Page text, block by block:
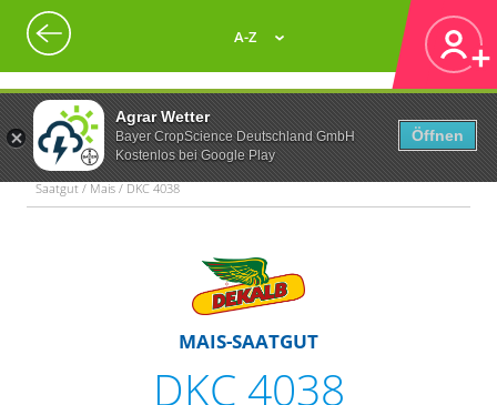
Agrar Wetter
Bayer CropScience Deutschland GmbH
Kostenlos bei Google Play
Öffnen
A-Z
Saatgut / Mais / DKC 4038
MAIS-SAATGUT
DKC 4038